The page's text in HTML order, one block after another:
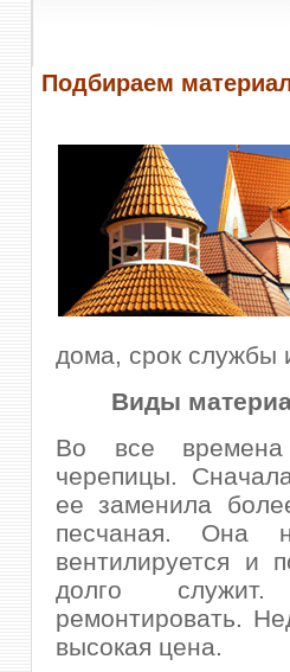
Подбираем
дома, срок службы
Виды
Во все
черепицы.
ее заменила
песчаная. Она
вентилируется и
долго
ремонтировать.
высокая цена.